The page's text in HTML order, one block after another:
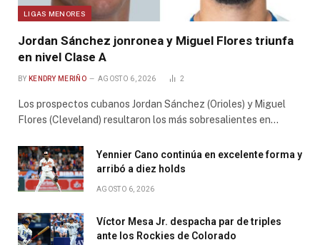
LIGAS MENORES
Jordan Sánchez jonronea y Miguel Flores triunfa
en nivel Clase A
BY KENDRY MERIÑO AGOSTO 6, 2026 2
Los prospectos cubanos Jordan Sánchez (Orioles) y Miguel
Flores (Cleveland) resultaron los más sobresalientes en…
Yennier Cano continúa en excelente forma y
arribó a diez holds
AGOSTO 6, 2026
Víctor Mesa Jr. despacha par de triples
ante los Rockies de Colorado